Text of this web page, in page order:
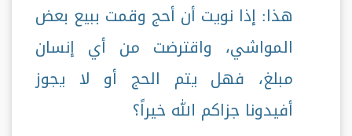
هذا: إذا نويت أن أحج وقمت ببيع بعض
المواشي، واقترضت من أي إنسان
مبلغ، فهل يتم الحج أو لا يجوز
أفيدونا جزاكم الله خيراً؟